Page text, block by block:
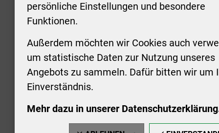
persönliche Einstellungen und besondere
Funktionen.
Außerdem möchten wir Cookies auch
um statistische Daten zur Nutzung unseres
Angebots zu sammeln. Dafür bitten wir um
Einverständnis.
Mehr dazu in unserer
KONTAKT
Stadt Aschersleben
Markt 1
06449 Aschersleben
+49 3473 958-0
stadt@aschersleben.de
https://www.aschersleben.de/
Montag:
Uhr
Uhr
vorheriger